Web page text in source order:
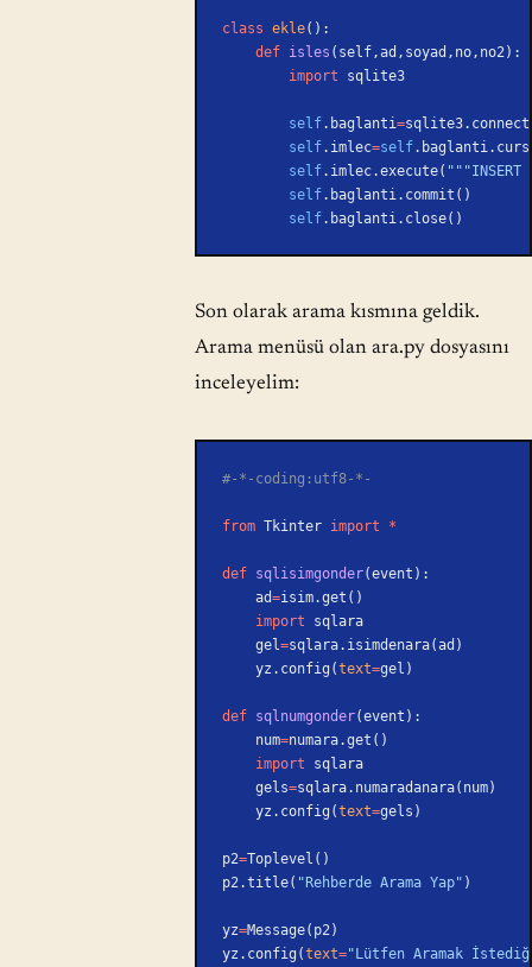
class ekle():
    def
isles (self,ad,soyad,no,no2):
        import
sqlite3
        self
.baglanti=
        self
.imlec=self
        self
.imlec.execute(
        self
.baglanti.commit()
        self
.baglanti.close()
Son olarak arama kısmına geldik.
Arama menüsü olan ara.py dosyasını
inceleyelim:
#-*-coding:utf8-*-
from Tkinter import *
def sqlisimgonder(event):
    ad
=isim.get()
    import
sqlara
    gel
=sqlara.isimdenara(ad)
    yz.config(
text=gel)
def sqlnumgonder(event):
    num
=numara.get()
    import
sqlara
    gels
=sqlara.numaradanara(num)
    yz.config(
text=gels)
p2=Toplevel()
p2.title( "Rehberde Arama Yap" )
yz=Message(p2)
yz.config(text="Lütfen Aramak